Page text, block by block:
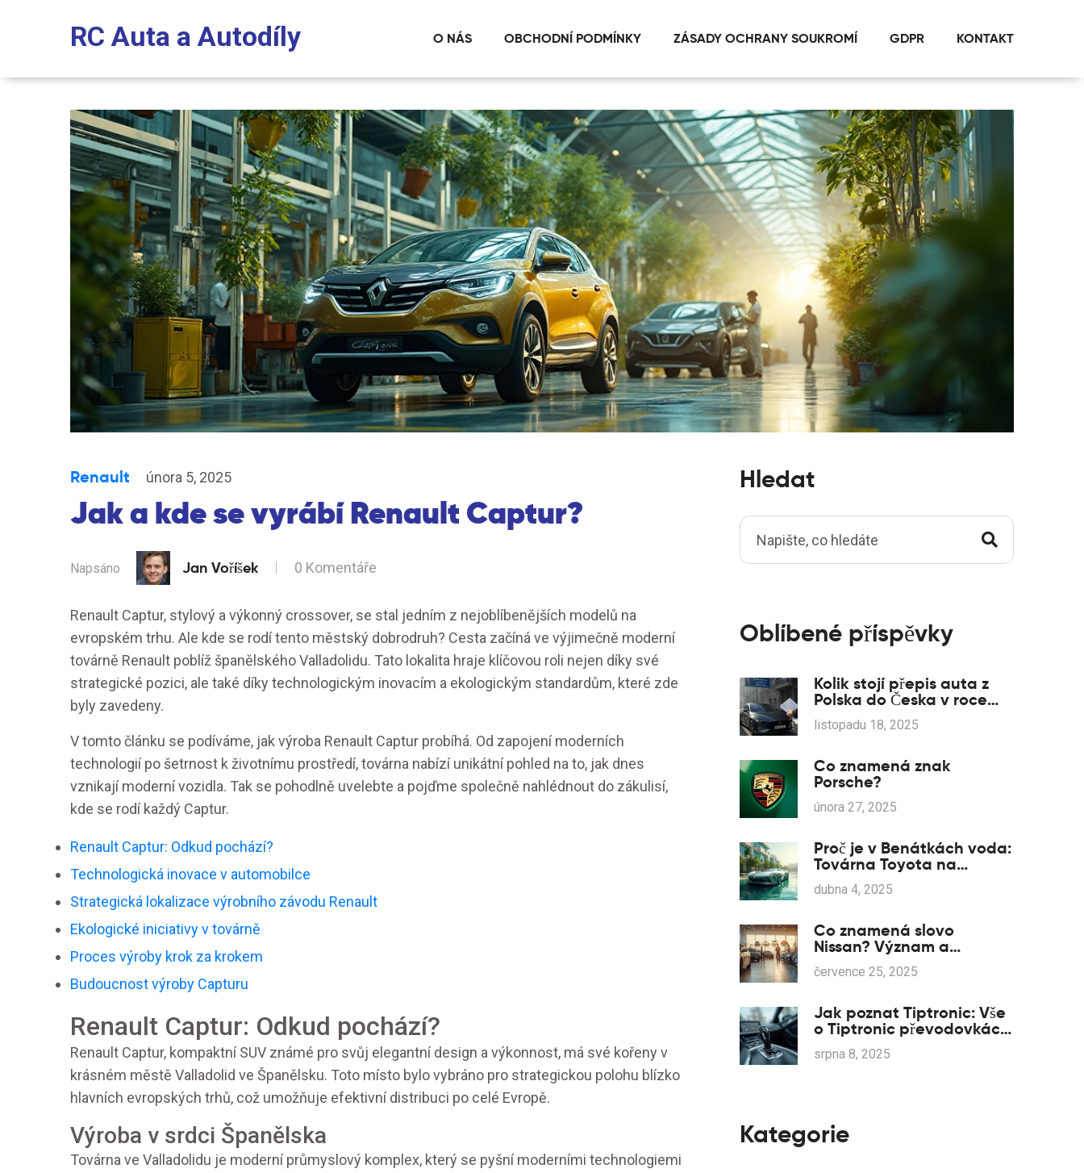
RC Auta a Autodíly O NÁS OBCHODNÍ PODMÍNKY ZÁSADY OCHRANY SOUKROMÍ GDPR KONTAKT
Renault února 5, 2025
Jak a kde se vyrábí Renault Captur?
Napsáno Jan Voříšek 0 Komentáře
Renault Captur, stylový a výkonný crossover, se stal jedním z nejoblíbenějších modelů na
evropském trhu. Ale kde se rodí tento městský dobrodruh? Cesta začíná ve výjimečně moderní
továrně Renault poblíž španělského Valladolidu. Tato lokalita hraje klíčovou roli nejen díky své
strategické pozici, ale také díky technologickým inovacím a ekologickým standardům, které zde
byly zavedeny.
V tomto článku se podíváme, jak výroba Renault Captur probíhá. Od zapojení moderních
technologií po šetrnost k životnímu prostředí, továrna nabízí unikátní pohled na to, jak dnes
vznikají moderní vozidla. Tak se pohodlně uvelebte a pojďme společně nahlédnout do zákulisí,
kde se rodí každý Captur.
Renault Captur: Odkud pochází?
Technologická inovace v automobilce
Strategická lokalizace výrobního závodu Renault
Ekologické iniciativy v továrně
Proces výroby krok za krokem
Budoucnost výroby Capturu
Renault Captur: Odkud pochází?
Renault Captur, kompaktní SUV známé pro svůj elegantní design a výkonnost, má své kořeny v
krásném městě Valladolid ve Španělsku. Toto místo bylo vybráno pro strategickou polohu blízko
hlavních evropských trhů, což umožňuje efektivní distribuci po celé Evropě.
Výroba v srdci Španělska
Továrna ve Valladolidu je moderní průmyslový komplex, který se pyšní moderními technologiemi
Hledat
Oblíbené příspěvky
Kolik stojí přepis auta z
Polska do Česka v roce
2025
listopadu 18, 2025
Co znamená znak
Porsche?
února 27, 2025
Proč je v Benátkách voda:
Továrna Toyota na
kolesách?
dubna 4, 2025
Co znamená slovo
Nissan? Význam a
zajímavosti o značce
Nissan
července 25, 2025
Jak poznat Tiptronic: Vše
o Tiptronic převodovkách
a jak je rozpoznat
srpna 8, 2025
Kategorie